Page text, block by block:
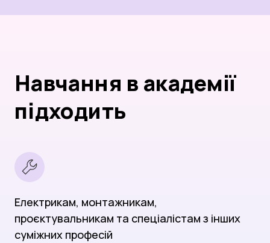
Навчання в академії
підходить
Електрикам, монтажникам,
проєктувальникам та спеціалістам з інших
суміжних професій